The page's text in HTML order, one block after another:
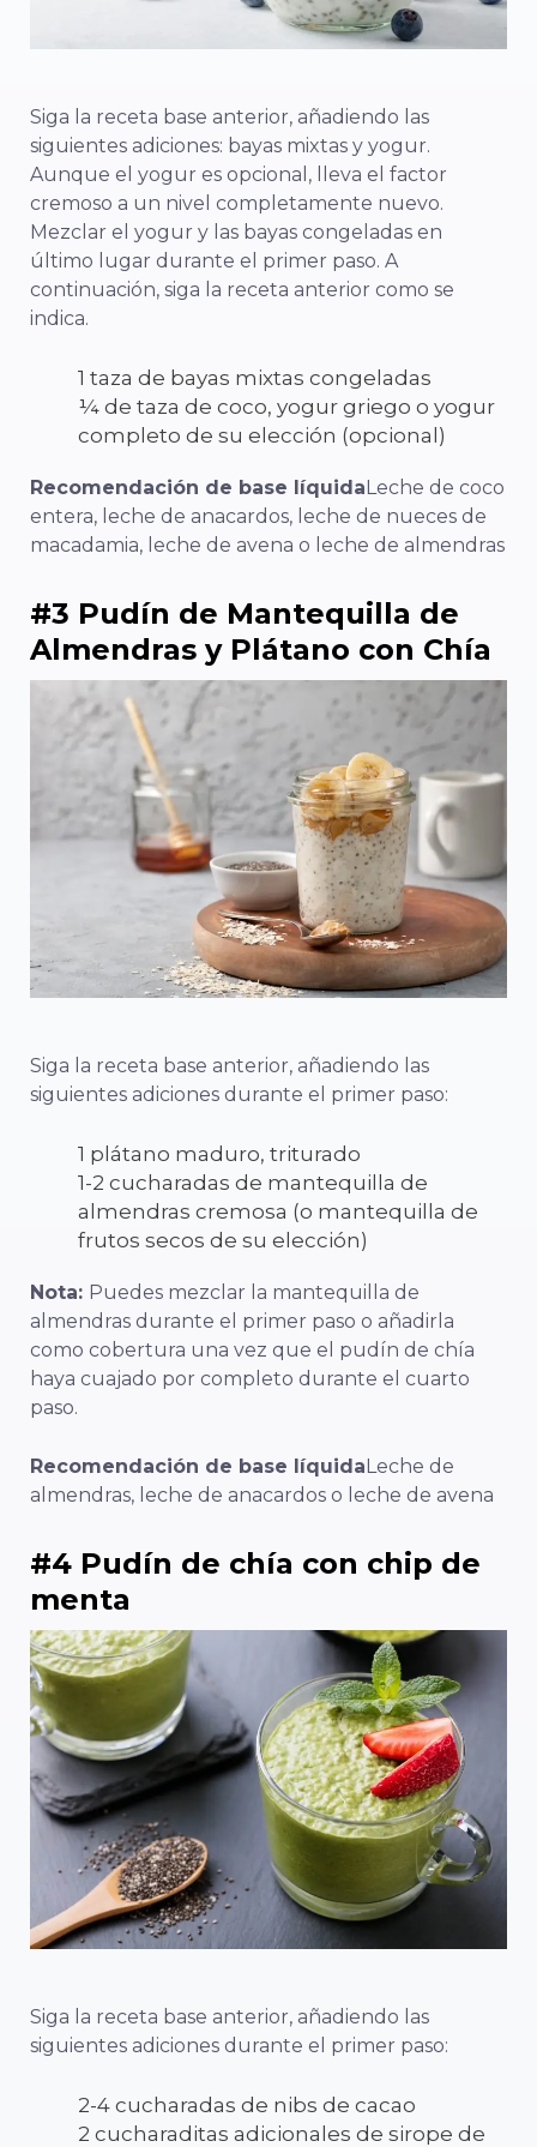
Siga la receta base anterior, añadiendo las
siguientes adiciones: bayas mixtas y yogur.
Aunque el yogur es opcional, lleva el factor
cremoso a un nivel completamente nuevo.
Mezclar el yogur y las bayas congeladas en
último lugar durante el primer paso. A
continuación, siga la receta anterior como se
indica.
1 taza de bayas mixtas congeladas
¼ de taza de coco, yogur griego o yogur
completo de su elección (opcional)
Recomendación de base líquidaLeche de coco
entera, leche de anacardos, leche de nueces de
macadamia, leche de avena o leche de almendras
#3 Pudín de Mantequilla de
Almendras y Plátano con Chía
Siga la receta base anterior, añadiendo las
siguientes adiciones durante el primer paso:
1 plátano maduro, triturado
1-2 cucharadas de mantequilla de
almendras cremosa (o mantequilla de
frutos secos de su elección)
Nota: Puedes mezclar la mantequilla de
almendras durante el primer paso o añadirla
como cobertura una vez que el pudín de chía
haya cuajado por completo durante el cuarto
paso.
Recomendación de base líquida Leche de
almendras, leche de anacardos o leche de avena
#4 Pudín de chía con chip de
menta
Siga la receta base anterior, añadiendo las
siguientes adiciones durante el primer paso:
2-4 cucharadas de nibs de cacao
2 cucharaditas adicionales de sirope de